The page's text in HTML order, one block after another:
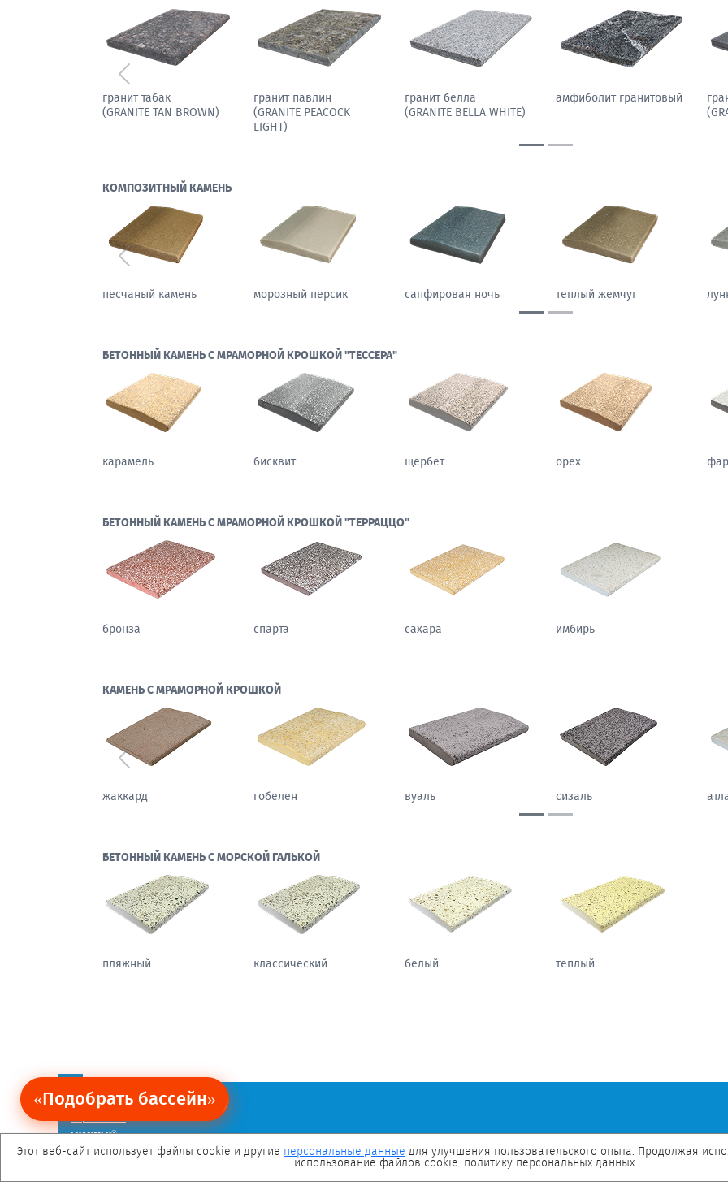
артикский туф
(TUFF ARTIK)
мрамор паллодио
гранит табак
(GRANITE TAN BROWN)
гранит павлин
Предыдущий
КОМПОЗИТНЫЙ КАМЕНЬ
нежная роза осенний бостон каменный цветок песчаный камень
Предыдущий
БЕТОННЫЙ КАМЕНЬ С МРАМОРНОЙ КРОШКОЙ "ТЕССЕРА"
карамель бисквит щербет орех
БЕТОННЫЙ КАМЕНЬ С МРАМОРНОЙ КРОШКОЙ "ТЕРРАЦЦО"
бронза спарта сахара имбирь
КАМЕНЬ С МРАМОРНОЙ КРОШКОЙ
варан каштан жаккард гобелен
Предыдущий
БЕТОННЫЙ КАМЕНЬ С МОРСКОЙ ГАЛЬКОЙ
пляжный классический белый теплый
«Подобрать бассейн»
Ограничение обязательств.
Политика персональных данных
FRANMER®— зарегистрированная торговая марка.
Мы в социальных сетях
Этот веб-сайт использует файлы cookie и другие персональные данные для улучшения пользовательского опыта. Продолжая
использование файлов cookie. политику персональных данных.